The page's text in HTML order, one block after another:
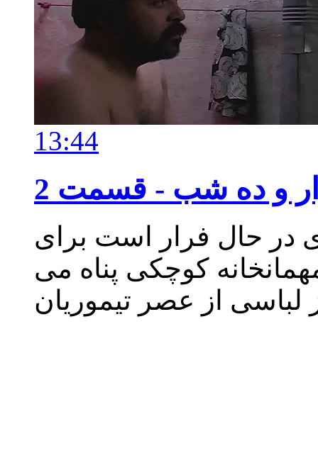
13:44
و ده شب - قسمت 2
در حال فرار است برای
کوچکی پناه می